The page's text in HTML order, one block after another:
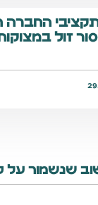
החברה
זול
שנשמור על